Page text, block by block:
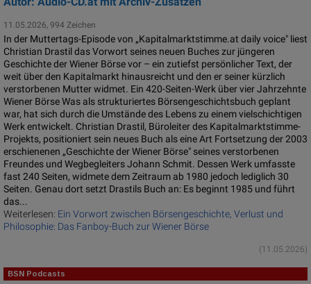
11.05.2026, 994 Zeichen
In der Muttertags-Episode von „Kapitalmarktstimme.at daily voice" liest
Christian Drastil das Vorwort seines neuen Buches zur jüngeren
Geschichte der Wiener Börse vor – ein zutiefst persönlicher Text, der
weit über den Kapitalmarkt hinausreicht und den er seiner kürzlich
verstorbenen Mutter widmet. Ein 420-Seiten-Werk über vier Jahrzehnte
Wiener Börse Was als strukturiertes Börsengeschichtsbuch geplant
war, hat sich durch die Umstände des Lebens zu einem vielschichtigen
Werk entwickelt. Christian Drastil, Büroleiter des Kapitalmarktstimme-
Projekts, positioniert sein neues Buch als eine Art Fortsetzung der 2003
erschienenen „Geschichte der Wiener Börse" seines verstorbenen
Freundes und Wegbegleiters Johann Schmit. Dessen Werk umfasste
fast 240 Seiten, widmete dem Zeitraum ab 1980 jedoch lediglich 30
Seiten. Genau dort setzt Drastils Buch an: Es beginnt 1985 und führt
das...
Weiterlesen: Ein Vorwort zwischen Börsengeschichte, Verlust und
Philosophie: Das Fanboy-Buch zur Wiener Börse
(11.05.2026)
BSN Podcasts